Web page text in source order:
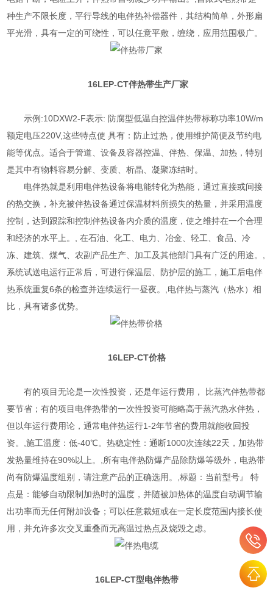
种生产不限长度，平行导线的电伴热补偿器件，其结构简单，外形扁
平光滑，具有一定的可绕性，可以任意平敷，缠绕，应用范围极广。
16LEP-CT伴热带生产厂家
示例:10DXW2-F表示: 防腐型低温自控温伴热带标称功率10W/m
额定电压220V,这些特点使 具有：防止过热，使用维护简便及节约电
能等优点。适合于管道、设备及容器控温、伴热、保温、加热，特别
是其中有物料容易分解、变质、析晶、凝聚冻结时。
电伴热就是利用电伴热设备将电能转化为热能，通过直接或间接
的热交换，补充被伴热设备通过保温材料所损失的热量，并采用温度
控制，达到跟踪和控制伴热设备内介质的温度，使之维持在一个合理
和经济的水平上。, 在石油、化工、电力、冶金、轻工、食品、冷
冻、建筑、煤气、农副产品生产、加工及其他部门具有广泛的用途。,
系统试送电运行正常后，可进行保温层、防护层的施工，施工后电伴
热系统重复6条的检查并连续运行一昼夜。,电伴热与蒸汽（热水）相
比，具有诸多优势。
16LEP-CT价格
有的项目无论是一次性投资，还是年运行费用， 比蒸汽伴热带都
要节省；有的项目电伴热带的一次性投资可能略高于蒸汽热水伴热，
但以年运行费用论，通常电伴热运行1-2年节省的费用就能收回投
资。,施工温度：低-40℃。热稳定性：通断1000次连续22天，加热带
发热量维持在90%以上。,所有电伴热防爆产品除防爆等级外，电热带
尚有防爆温度组别，请注意产品的正确选用。,标题：当前型号』 特
点是：能够自动限制加热时的温度，并随被加热体的温度自动调节输
出功率而无任何附加设备；可以任意裁短或在一定长度范围内接长使
用，并允许多次交叉重叠而无高温过热点及烧毁之虑。
16LEP-CT型电伴热带